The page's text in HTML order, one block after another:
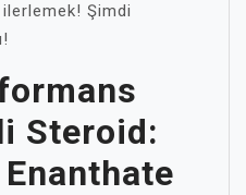
ilerlemek! Şimdi
Steroid: